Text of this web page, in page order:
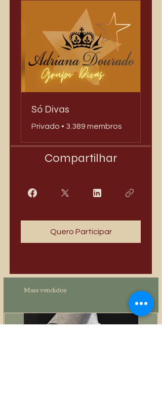
Só Divas
Privado • 3.389 membros
Compartilhar
Quero Participar
Mais vendidos